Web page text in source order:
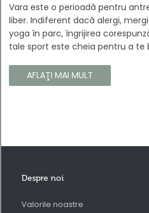
Vara este o perioadă pentru
liber. Indiferent dacă alergi,
yoga în parc, îngrijirea
tale sport este cheia pentru a te
cum să vă îngrijiți corect
să își păstreze proprietățile chiar
AFLAŢI MAI MULT
Despre noi
Valorile noastre